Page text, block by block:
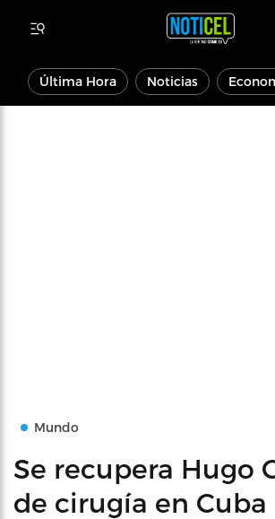
Última Hora Noticias
Mundo
Se recupera Hugo
de cirugía en Cuba